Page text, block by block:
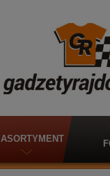
ASORTYMENT